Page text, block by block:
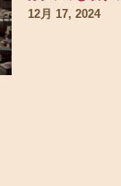
12月 17, 2024